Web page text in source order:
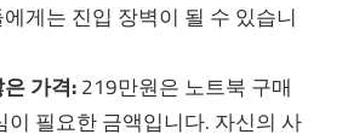
게는 진입 장벽이 될 수 있습니
가격:219만원은 노트북 구매
이 필요한 금액입니다. 자신의 사